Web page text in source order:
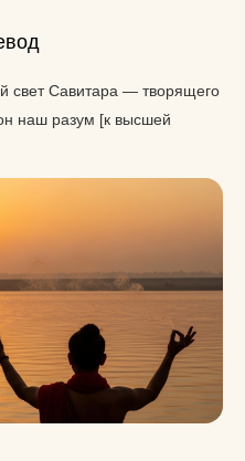
свет Савитара — творящего
наш разум [к высшей